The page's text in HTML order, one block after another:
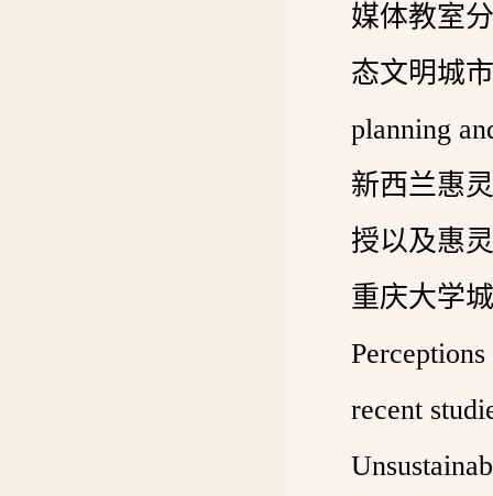
媒体教室
态文明城
planning
新西兰惠
授以及惠
重庆大学
recent